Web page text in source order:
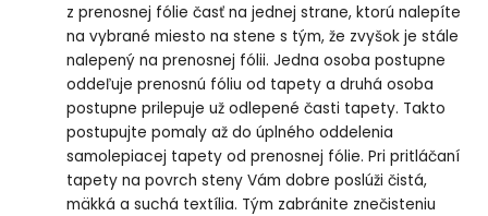
z prenosnej fólie časť na jednej strane, ktorú nalepíte
na vybrané miesto na stene s tým, že zvyšok je stále
nalepený na prenosnej fólii. Jedna osoba postupne
oddeľuje prenosnú fóliu od tapety a druhá osoba
postupne prilepuje už odlepené časti tapety. Takto
postupujte pomaly až do úplného oddelenia
samolepiacej tapety od prenosnej fólie. Pri pritláčaní
tapety na povrch steny Vám dobre poslúži čistá,
mäkká a suchá textília. Tým zabránite znečisteniu